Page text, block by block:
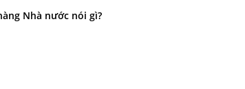
Nhà nước nói gì?